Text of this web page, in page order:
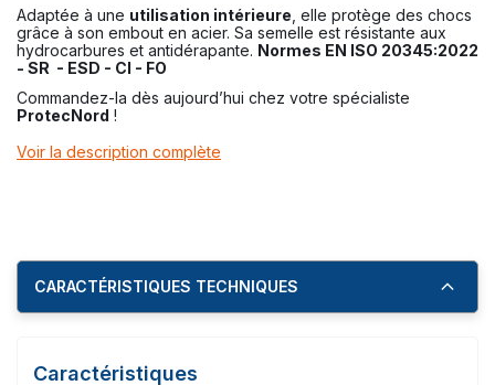
Adaptée à une utilisation intérieure , elle protège des chocs
grâce à son embout en acier. Sa semelle est résistante aux
hydrocarbures et antidérapante. Normes EN ISO 20345:2022
- SR - ESD - CI - FO
Commandez-la dès aujourd’hui chez votre spécialiste
ProtecNord !
Voir la description complète
CARACTÉRISTIQUES TECHNIQUES
Caractéristiques